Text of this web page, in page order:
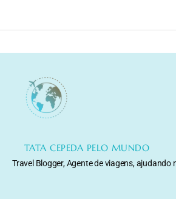
TATA CEPEDA PELO MUNDO
Travel Blogger, Agente de viagens, ajudando